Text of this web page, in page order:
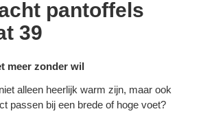
pantoffels
39
meer zonder wil
alleen heerlijk warm zijn, maar ook
passen bij een brede of hoge voet?